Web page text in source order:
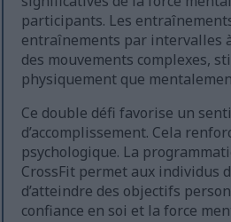
participants. Les
entraînements par intervalles
des mouvements complexes,
physiquement que
Ce double défi favorise un
d’accomplissement. Cela
psychologique. La
CrossFit permet aux individus
d’atteindre des objectifs
confiance en soi et la force